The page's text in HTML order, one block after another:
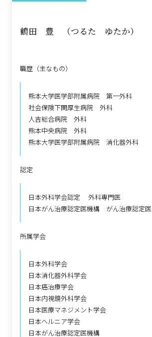
鶴田 豊 （つるた ゆたか）
職歴（主なもの）
熊本大学医学部附属病院 第一外科
社会保険下関厚生病院 外科
人吉総合病院 外科
熊本中央病院 外科
熊本大学医学部附属病院 消化器外科
認定
日本外科学会認定 外科専門医
日本がん治療認定医機構 がん治療認定医
所属学会
日本外科学会
日本消化器外科学会
日本癌治療学会
日本内視鏡外科学会
日本医療マネジメント学会
日本ヘルニア学会
日本がん治療認定医機構